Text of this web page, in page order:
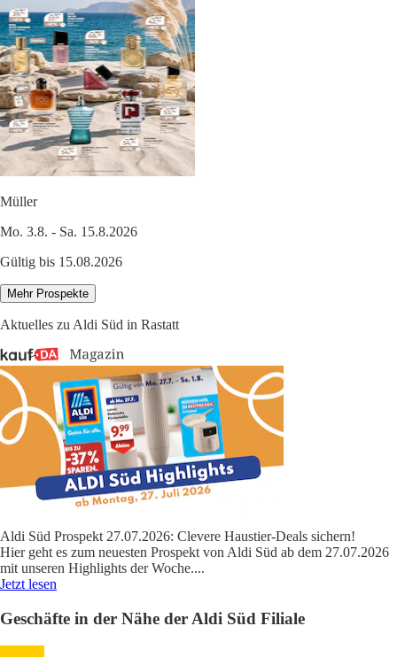
Müller
Mo. 3.8. - Sa. 15.8.2026
Gültig bis 15.08.2026
Mehr Prospekte
Aktuelles zu Aldi Süd in Rastatt
Aldi Süd Prospekt 27.07.2026: Clevere Haustier-Deals sichern!
Hier geht es zum neuesten Prospekt von Aldi Süd ab dem 27.07.2026
mit unseren Highlights der Woche....
Jetzt lesen
Geschäfte in der Nähe der Aldi Süd Filiale